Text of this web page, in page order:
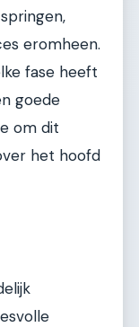
eromheen.
fase heeft
goede
om dit
het hoofd